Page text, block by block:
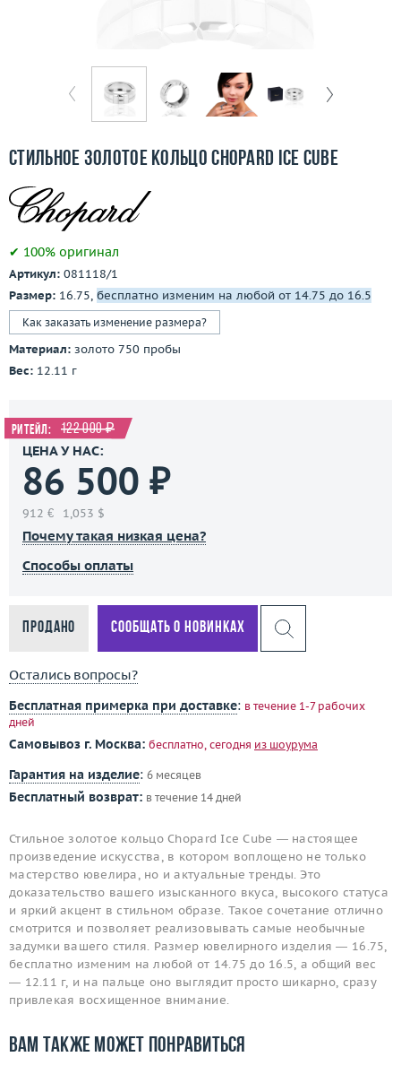
О компании
3D-тур по шоуруму
Стильное золотое кольцо Chopard Ice Cube
✔ 100% оригинал
Артикул: 081118/1
Размер: 16.75, бесплатно изменим на любой от 14.75 до 16.5
Как заказать изменение размера?
Материал: золото 750 пробы
Вес: 12.11 г
Ритейл: 122 000 ₽
ЦЕНА У НАС:
86 500 ₽
912 € 1,053 $
Почему такая низкая цена?
Способы оплаты
Продано Сообщать о новинках
Остались вопросы?
Бесплатная примерка при доставке: в течение 1-7 рабочих
дней
Самовывоз г. Москва: бесплатно, сегодня из шоурума
Гарантия на изделие: 6 месяцев
Бесплатный возврат: в течение 14 дней
Стильное золотое кольцо Chopard Ice Cube — настоящее
произведение искусства, в котором воплощено не только
мастерство ювелира, но и актуальные тренды. Это
доказательство вашего изысканного вкуса, высокого статуса
и яркий акцент в стильном образе. Такое сочетание отлично
смотрится и позволяет реализовывать самые необычные
задумки вашего стиля. Размер ювелирного изделия — 16.75,
бесплатно изменим на любой от 14.75 до 16.5, а общий вес
— 12.11 г, и на пальце оно выглядит просто шикарно, сразу
привлекая восхищенное внимание.
Вам также может понравиться